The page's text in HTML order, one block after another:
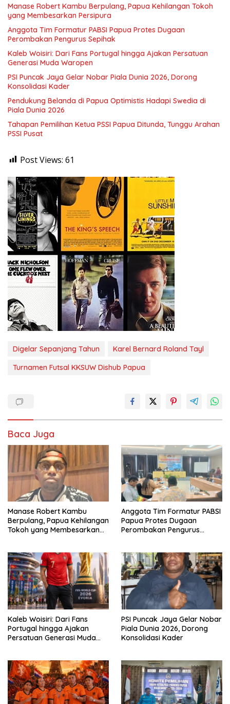
Manase Robert Kambu Berpulang, Papua Kehilangan Tokoh
yang Membesarkan Persipura
Anggota Tim Formatur PABSI Papua Protes Dugaan
Perombakan Pengurus Sepihak
Kaleb Woisiri: Dari Fans Portugal hingga Ajakan Persatuan
Generasi Muda Waropen
PSI Puncak Jaya Gelar Nobar Piala Dunia 2026, Dorong
Konsolidasi Kader
Pendukung Belanda di Papua Optimistis Hadapi Swedia di
Piala Dunia 2026
Tahapan Pemilihan Ketua PSSI Papua Ditunda, Tunggu Arahan
PSSI Pusat
Post Views: 61
Digelar Sepanjang Tahun
Karel Bernard Roland Tayl
Turnamen Futsal KKSUW Dishub Papua
Baca Juga
Manase Robert Kambu
Berpulang, Papua Kehilangan
Tokoh yang Membesarkan
Anggota Tim Formatur PABSI
Papua Protes Dugaan
Perombakan Pengurus
Kaleb Woisiri: Dari Fans
Portugal hingga Ajakan
Persatuan Generasi Muda
PSI Puncak Jaya Gelar Nobar
Piala Dunia 2026, Dorong
Konsolidasi Kader